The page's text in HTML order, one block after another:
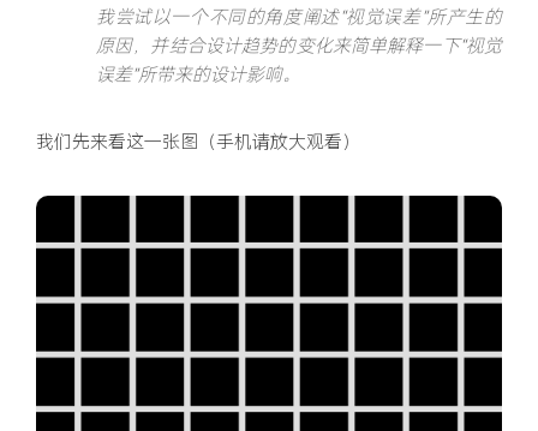
我尝试以一个不同的角度阐述“视觉误差”所产生的
原因，并结合设计趋势的变化来简单解释一下“视觉
误差”所带来的设计影响。
我们先来看这一张图（手机请放大观看）